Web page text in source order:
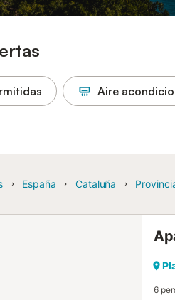
Aire
España Cataluña
6